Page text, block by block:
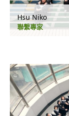
Hsu Niko
聯繫專家